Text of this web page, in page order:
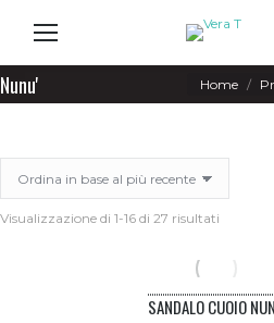
Nunu' You are here:
Home
Visualizzazione di 1-16 di 27 risultati
recente
SANDALO CUOIO